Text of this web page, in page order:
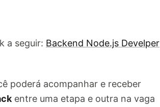
a seguir: Backend Node.js Develper
poderá acompanhar e receber
entre uma etapa e outra na vaga